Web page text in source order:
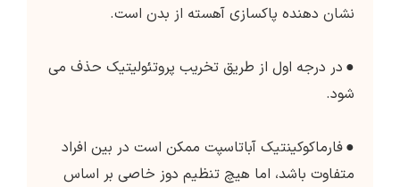
نشان دهنده پاکسازی آهسته از بدن است.
● در درجه اول از طریق تخریب پروتئولیتیک حذف می
شود.
●فارماکوکینتیک آباتاسپت ممکن است در بین افراد
متفاوت باشد، اما هیچ تنظیم دوز خاصی بر اساس